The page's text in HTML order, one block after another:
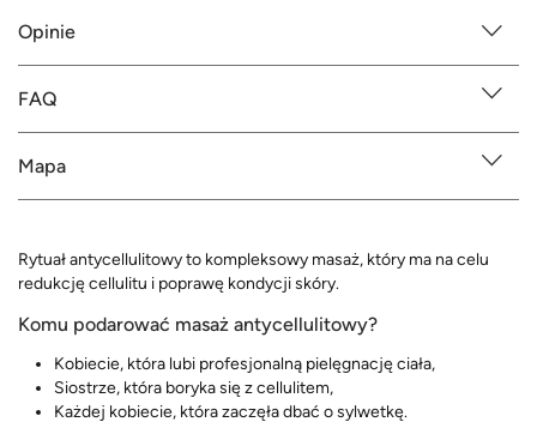
Opinie
FAQ
Mapa
Rytuał antycellulitowy to kompleksowy masaż, który ma na celu
redukcję cellulitu i poprawę kondycji skóry.
Komu podarować masaż antycellulitowy?
Kobiecie, która lubi profesjonalną pielęgnację ciała,
Siostrze, która boryka się z cellulitem,
Każdej kobiecie, która zaczęła dbać o sylwetkę.